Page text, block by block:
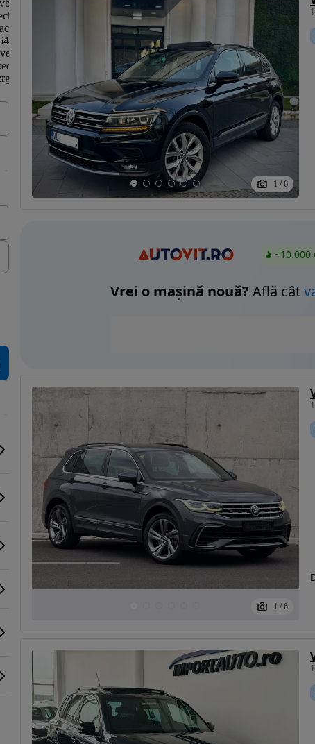
finantare
1 / 6
Vrei o mașină nouă? Află cât
1 / 6